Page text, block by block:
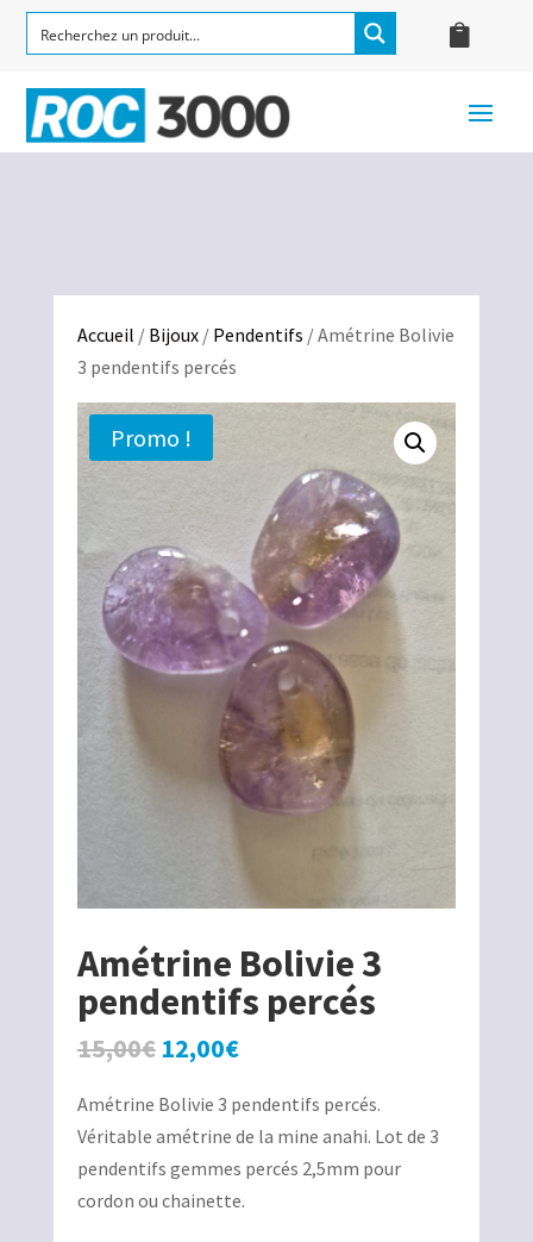
Accueil / Bijoux/ Pendentifs / Amétrine Bolivie
3 pendentifs percés
Promo !
Amétrine Bolivie 3
pendentifs percés
15,00€ Le
initial
était :
15,00€.
12,00€Le
actuel
est :
12,00€.
Amétrine Bolivie 3 pendentifs percés.
Véritable amétrine de la mine anahi. Lot de 3
pendentifs gemmes percés 2,5mm pour
cordon ou chainette.